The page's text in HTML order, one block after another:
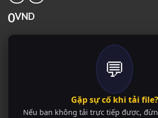
0VND
💬
Gặp sự cố khi tải file?
Nếu bạn không tải trực tiếp được,